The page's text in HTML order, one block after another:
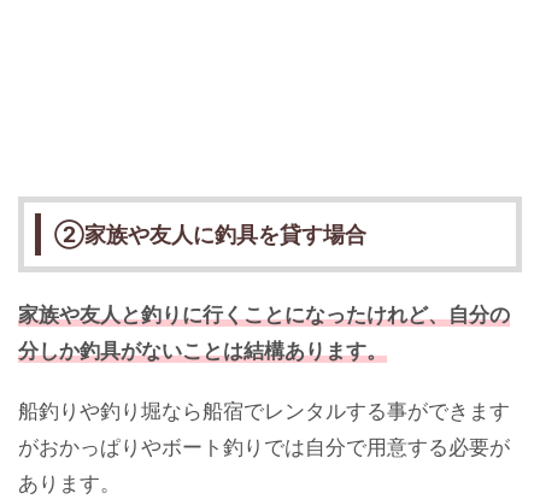
②家族や友人に釣具を貸す場合
家族や友人と釣りに行くことになったけれど、自分の
分しか釣具がないことは結構あります。
船釣りや釣り堀なら船宿でレンタルする事ができます
がおかっぱりやボート釣りでは自分で用意する必要が
あります。